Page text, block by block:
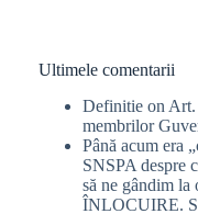
Ultimele comentarii
Definitie on Art.
membrilor
Până acum era
SNSPA despre
să ne gândim la
ÎNLOCUIRE.